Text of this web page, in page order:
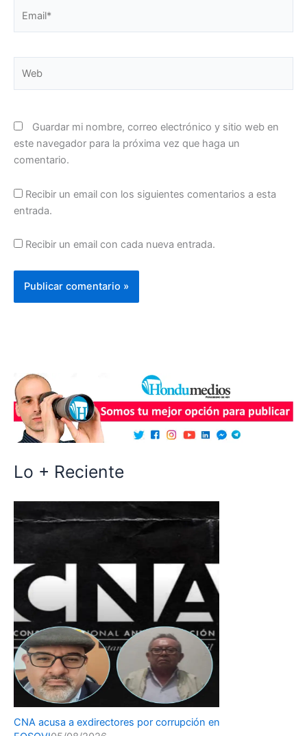
Guardar mi nombre, correo electrónico y sitio web en
este navegador para la próxima vez que haga un
comentario.
Recibir un email con los siguientes comentarios a esta
entrada.
Recibir un email con cada nueva entrada.
Lo + Reciente
CNA acusa a exdirectores por corrupción en